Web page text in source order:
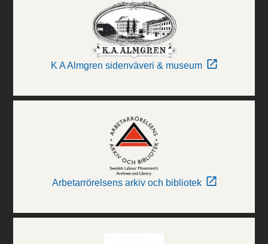
K A Almgren sidenväveri & museum
Arbetarrörelsens arkiv och bibliotek